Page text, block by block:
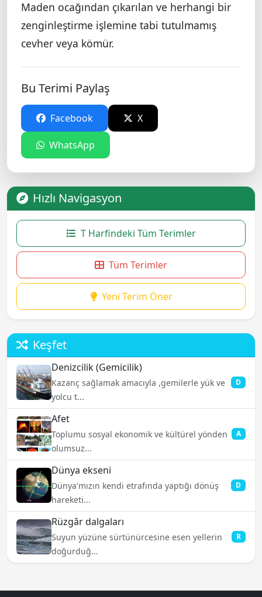
Maden ocağından çıkarılan ve herhangi bir
zenginleştirme işlemine tabi tutulmamış
cevher veya kömür.
Bu Terimi Paylaş
Facebook X
WhatsApp
Hızlı Navigasyon
T Harfindeki Tüm Terimler
Tüm Terimler
Yeni Terim Öner
Keşfet
Denizcilik (Gemicilik)
Kazanç sağlamak amacıyla ,gemilerle yük ve
yolcu t...
D
Afet
Toplumu sosyal ekonomik ve kültürel yönden
olumsuz...
A
Dünya ekseni
Dünya'mızın kendi etrafında yaptığı dönüş
hareketi...
D
Rüzgâr dalgaları
Suyun yüzüne sürtünürcesine esen yellerin
doğurduğ...
R